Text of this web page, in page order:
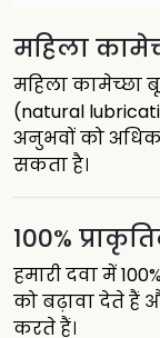
महिला
महिला कामेच्छा
(natural
अनुभवों को
सकता है।
100%
हमारी दवा में
को बढ़ावा देते
करते हैं।